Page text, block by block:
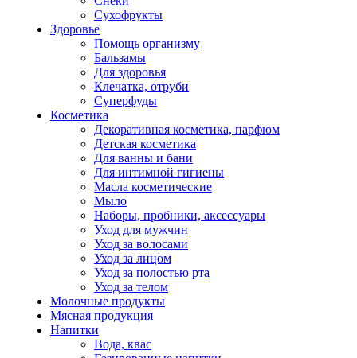
Сухофрукты
Здоровье
Помощь организму
Бальзамы
Для здоровья
Клечатка, отруби
Суперфуды
Косметика
Декоративная косметика, парфюм
Детская косметика
Для ванны и бани
Для интимной гигиены
Масла косметические
Мыло
Наборы, пробники, аксессуары
Уход для мужчин
Уход за волосами
Уход за лицом
Уход за полостью рта
Уход за телом
Молочные продукты
Мясная продукция
Напитки
Вода, квас